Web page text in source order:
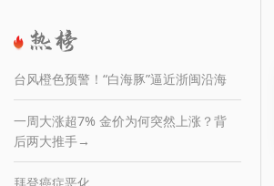
台风橙色预警！“白海豚”逼近浙闽沿海
一周大涨超7% 金价为何突然上涨？背
后两大推手→
拜登癌症恶化